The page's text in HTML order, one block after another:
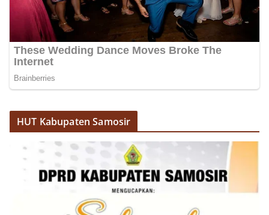
pukul 09.00 WIB hingga selesai, menyasar rumah-
rumah warga di beberapa lingkungan yang ada di
kelurahan tersebut.‎Sambang Langsung ke Rumah
Warga‎Dalam kegiatan ini, Aiptu Muliyadi
Suraukur mendatangi warga secara langsung dari
sekaligus menyampaikan pesan-pesan
menyambut momentum HUT Kemerdekaan RI
dengan berbagai persiapan di lingkungan
masing-masing.‎Dalam dialog yang berlangsung
akrab, Bhabinkamtibmas menyapa warga,
menanyakan kondisi keamanan dan kenyamanan
lingkungan tempat tinggal, serta membuka ruang
komunikasi dua arah agar warga dapat
menyampaikan keluhan maupun informasi terkait
HUT Kabupaten Samosir